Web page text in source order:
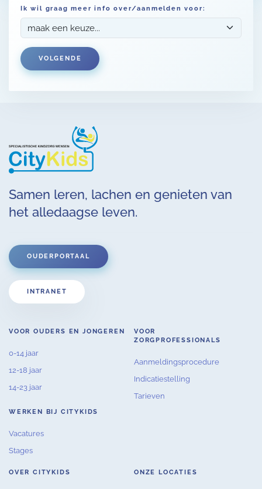
Ik wil graag meer info over/aanmelden voor:
VOLGENDE
Samen leren, lachen en genieten van
het alledaagse leven.
OUDERPORTAAL
INTRANET
VOOR OUDERS EN JONGEREN
0-14 jaar
12-18 jaar
14-23 jaar
VOOR
ZORGPROFESSIONALS
Aanmeldingsprocedure
Indicatiestelling
Tarieven
WERKEN BIJ CITYKIDS
Vacatures
Stages
OVER CITYKIDS ONZE LOCATIES